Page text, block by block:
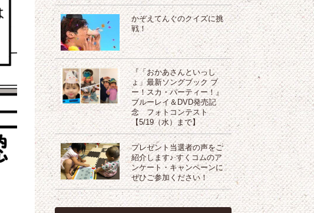
かぞえてんぐのクイズに挑
戦！
『「おかあさんといっし
ょ」最新ソングブック ブ
ー！スカ・パーティー！』
ブルーレイ＆DVD発売記
念 フォトコンテスト
【5/19（水）まで】
プレゼント当選者の声をご
紹介します♪ すくコムのア
ンケート・キャンペーンに
ぜひご参加ください！